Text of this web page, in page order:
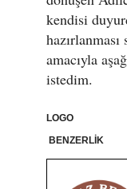
kendisi
hazırlanması
amacıyla
istedim.
LOGO
BENZERLİK